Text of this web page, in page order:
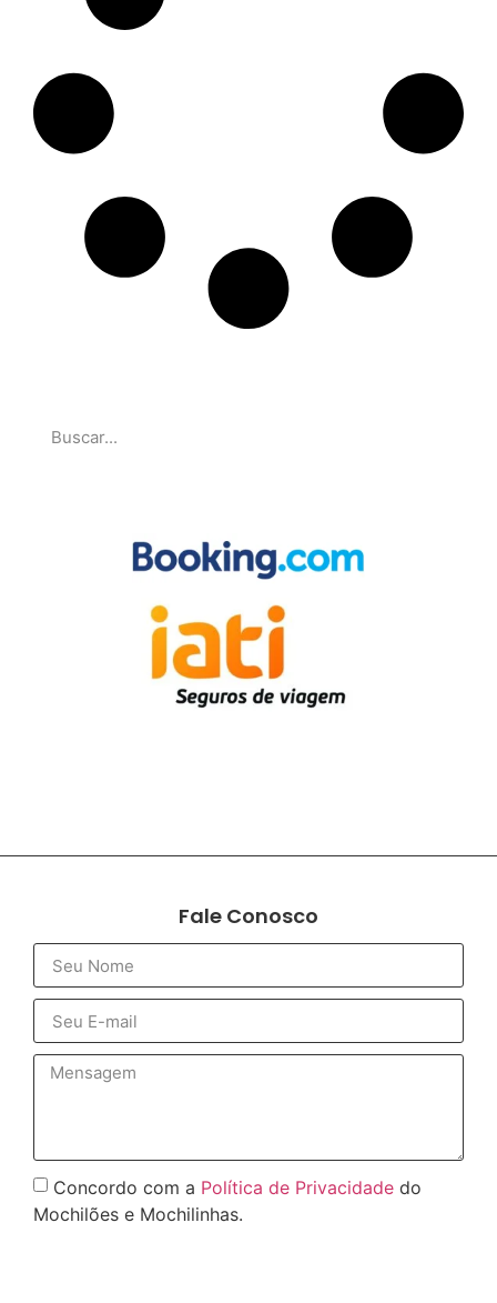
Fale Conosco
Concordo com a Política de Privacidade do
Mochilões e Mochilinhas.